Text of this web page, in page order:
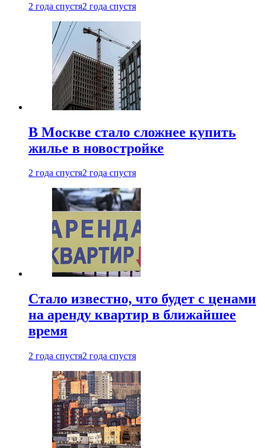
2 года спустя2 года спустя
В Москве стало сложнее купить
жилье в новостройке
2 года спустя2 года спустя
Стало известно, что будет с ценами
на аренду квартир в ближайшее
время
2 года спустя2 года спустя